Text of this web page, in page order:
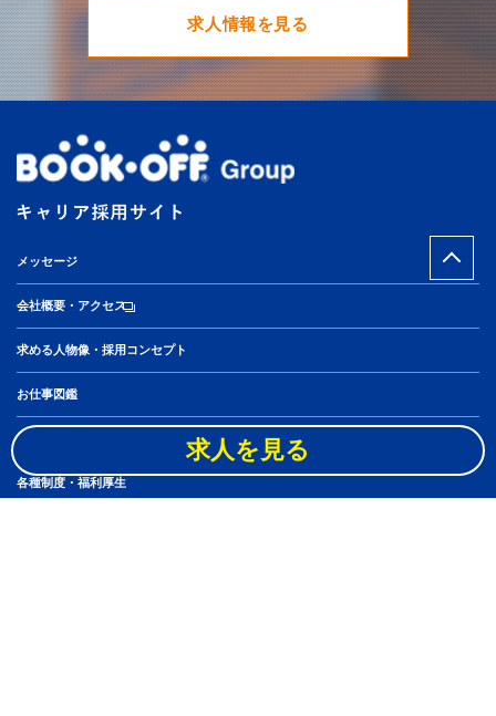
求人情報を見る
メッセージ
会社概要・アクセス
求める人物像・採用コンセプト
お仕事図鑑
社員10人のキャリアステップ
各種制度・福利厚生
求人を見る